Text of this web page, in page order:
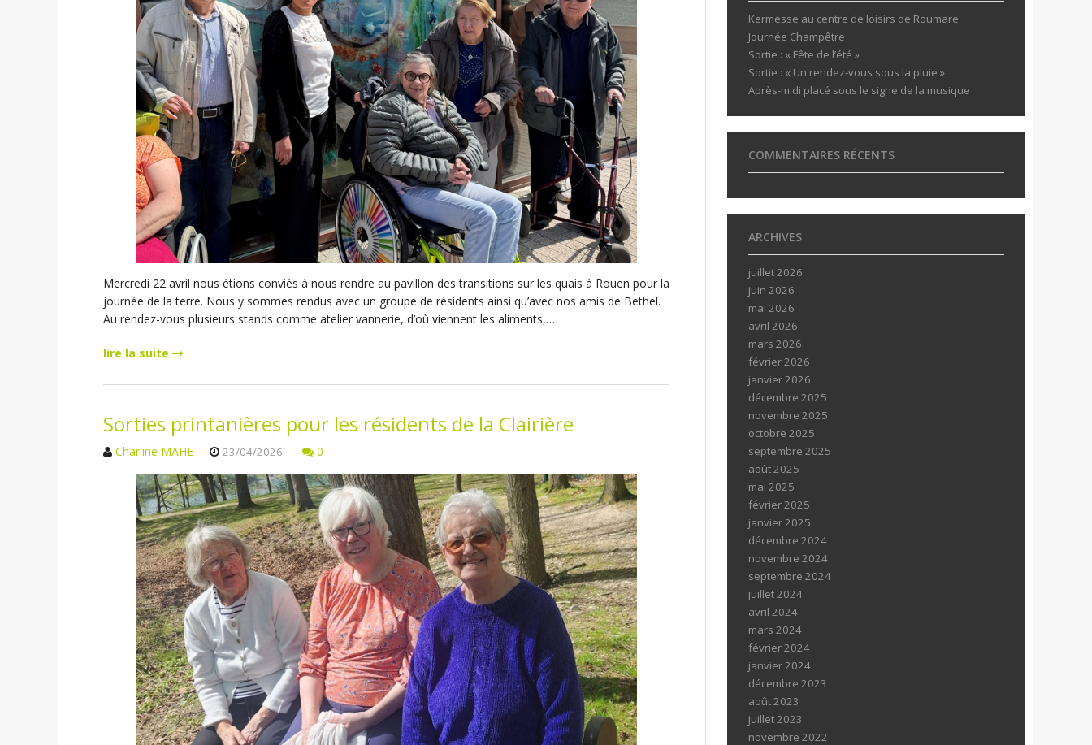
Mercredi 22 avril nous étions conviés à nous rendre au pavillon des transitions sur les quais à Rouen pour la
journée de la terre. Nous y sommes rendus avec un groupe de résidents ainsi qu’avec nos amis de Bethel.
Au rendez-vous plusieurs stands comme atelier vannerie, d’où viennent les aliments,…
lire la suite
Sorties printanières pour les résidents de la Clairière
Charline MAHE 23/04/2026 0
Kermesse au centre de loisirs de Roumare
Journée Champêtre
Sortie : « Fête de l’été »
Sortie : « Un rendez-vous sous la pluie »
Après-midi placé sous le signe de la musique
COMMENTAIRES RÉCENTS
ARCHIVES
juillet 2026
juin 2026
mai 2026
avril 2026
mars 2026
février 2026
janvier 2026
décembre 2025
novembre 2025
octobre 2025
septembre 2025
août 2025
mai 2025
février 2025
janvier 2025
décembre 2024
novembre 2024
septembre 2024
juillet 2024
avril 2024
mars 2024
février 2024
janvier 2024
décembre 2023
août 2023
juillet 2023
novembre 2022